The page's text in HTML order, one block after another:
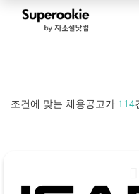
조건에 맞는 채용공고가 114